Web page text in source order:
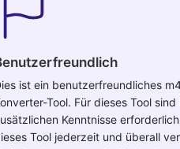
ist ein benutzerfreundliches
Tool. Für dieses Tool sind
Kenntnisse
Tool jederzeit und überall